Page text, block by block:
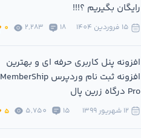
رایگان بگیریم ؟!!!
18
2,283
0
افزونه پنل کاربری حرفه ای و بهترین
افزونه ثبت نام وردپرس MemberShip
Pro درگاه زرین پال
15
5,750
5